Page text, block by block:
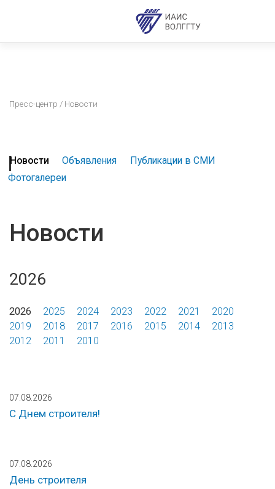
Пресс-центр / Новости
Новости Объявления
Публикации в СМИ
Фотогалереи
Новости
2026
2026 2025 2024 2023 2022 2021
2020
2019
2018 2017 2016 2015 2014
2013
2012
2011 2010
07.08.2026
С Днем строителя!
07.08.2026
День строителя